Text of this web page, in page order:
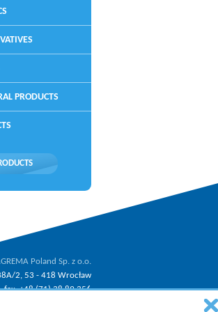
PRODUCTS
Poland Sp. z o.o.
2, 53 - 418 Wrocław
fax: +48 (71) 38 89 356